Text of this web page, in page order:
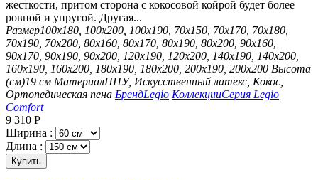
жесткости, притом сторона с кокосовой койрой будет более
ровной и упругой. Другая...
Размер100х180, 100х200, 100х190, 70х150, 70х170, 70х180,
70х190, 70х200, 80х160, 80х170, 80х190, 80х200, 90х160,
90х170, 90х190, 90х200, 120х190, 120х200, 140х190, 140х200,
160х190, 160х200, 180х190, 180х200, 200х190, 200х200 Высота
(см)19 см МатериалППУ, Искусственный латекс, Кокос,
Ортопедическая пена БрендLegio КоллекцииСерия Legio
Comfort
9 310 Р
Ширина :
Длина :
Купить